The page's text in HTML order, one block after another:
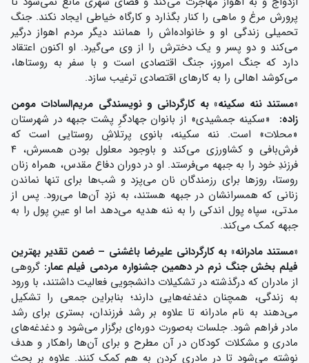
پرورش مرغ و ماهی را کنار بگذارد و کارگاه خیاطی ایجاد نکند. جنگ
تحمیلی زندگی او و خانواده‌اش را همانند دیگر مردم اهواز درگیر
می‌کند و دو پسر و یک دخترش را از وی می‌گیرد. او اکنون اعتقاد
دارد که جنگ امروز، جنگ اقتصادی است و با سفر به روستاها،
می‌کوشد اهالی را به کارهای اقتصادی ترغیب سازد.
«مستند ننه سکینه» به کارگردانی و نویسندگی مریم‌السادات مومن‌
زاده: «سکینه جمشیدی» از بانوان جهادگرِ پشت‌ جبهه در شهرستان
«محلات» است. ننه‌ سکینه، بانوی پرتلاشِ روستایی است که
فرش‌بافی و کشاورزی می‌کند و باوجود معلول بودن همسرش، ۴
فرزندِ خود را به جبهه می‌فرستد. او در دوران دفاع مقدس، ‌همراه زنان
روستا، روزها برای رزمندگان نان می‌پزد و شب‌ها برای تنها نماندن
زنانی که همسرانشان در جبهه هستند، به ‌نزدِ آن‌ها می‌رود. پس ‌از
مدتی، سپاه پول اندکی را به ننه هدیه می‌دهد اما او عینِ پول را به
جبهه‌ کمک می‌کند.
«مستند مادرانه» به کارگردانی علیرضا باغشنی – ضمن تقدیر بهترین
فیلم بخش جنگ نرم در دهمین جشنواره مردمی فیلم عمار: گروهی
از مادران که درگذشته در تشکیلات دانشجویی فعالیت داشتند، با ورود
به زندگی، همچنان دغدغه‌هایی دارند؛ بنابراین جمعی را تشکیل
می‌دهند به نام مادرانه تا علاوه بر رشد فرزندان، بستری برای رشد
مادر فراهم شود. جلسات به‌صورت دوره‌ای برگزار می‌شود و دغدغه‌های
مادری و مشکلات کودکان در آن مطرح و برای آن‌ها راهکار و هدف
نوشته می‌شود تا در مادری کردن به هم کمک کنند. علاوه بر بحث